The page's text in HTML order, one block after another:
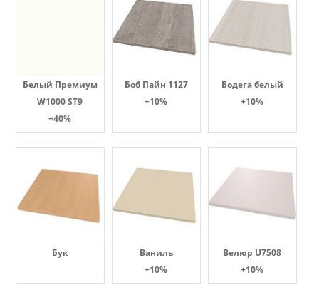
Белый Премиум
W1000 ST9
+40%
Боб Пайн 1127
+10%
Бодега белый
+10%
Бук
Ваниль
+10%
Велюр U7508
+10%